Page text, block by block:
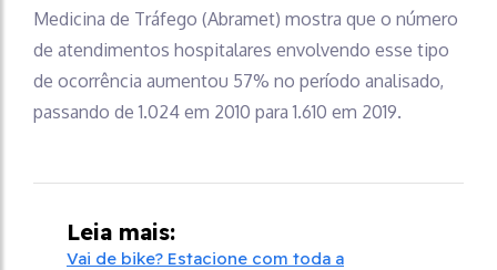
Medicina de Tráfego (Abramet) mostra que o número
de atendimentos hospitalares envolvendo esse tipo
de ocorrência aumentou 57% no período analisado,
passando de 1.024 em 2010 para 1.610 em 2019.
Leia mais:
Vai de bike? Estacione com toda a